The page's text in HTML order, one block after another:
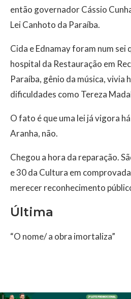
então governador Cássio
Lei Canhoto da Paraíba.
Cida e Ednamay foram num sei
hospital da Restauração em
Paraíba, gênio da música, vivia
dificuldades como Tereza
O fato é que uma lei já vigora
Aranha, não.
Chegou a hora da reparação.
e 30 da Cultura em
merecer reconhecimento
Última
“O nome/ a obra imortaliza”